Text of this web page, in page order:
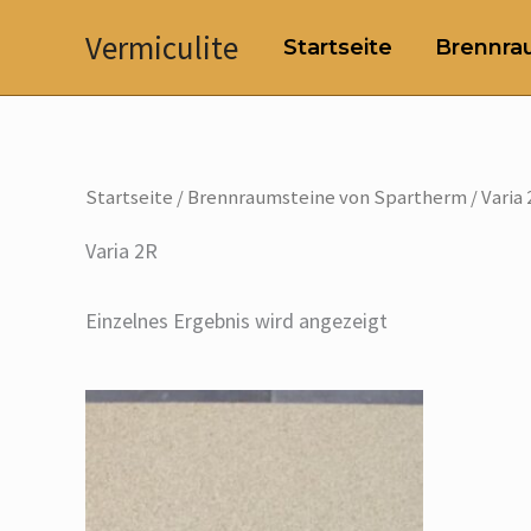
Vermiculite Startseite
Startseite /Brennraumsteine von Spartherm / Varia
Varia 2R
Einzelnes Ergebnis wird angezeigt